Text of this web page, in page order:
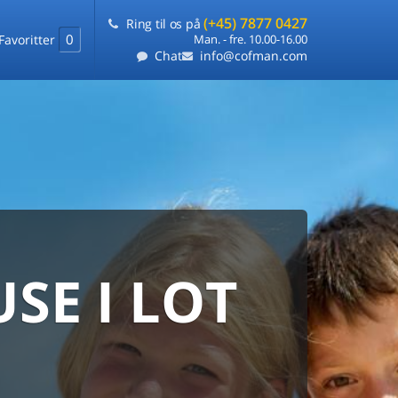
Favoritter 0
Ring til os på (+45) 7877 0427
Man. - fre. 10.00-16.00
Chat info@cofman.com
I LOT
laveste pris
ét sted